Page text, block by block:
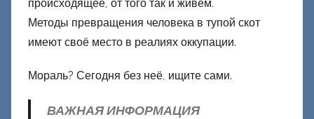
происходящее, от того так и живём.
Методы превращения человека в тупой скот
имеют своё место в реалиях оккупации.
Мораль? Сегодня без неё, ищите сами.
ВАЖНАЯ ИНФОРМАЦИЯ